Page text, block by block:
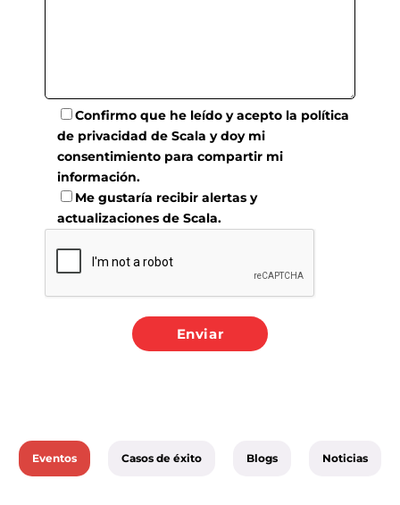
Confirmo que he leído y acepto la política
de privacidad de Scala y doy mi
consentimiento para compartir mi
información.
Me gustaría recibir alertas y
actualizaciones de Scala.
Eventos Casos de éxito Blogs Noticias